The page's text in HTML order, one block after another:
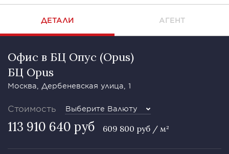
ДЕТАЛИ АГЕНТ
Офис в БЦ Опус (Opus)
БЦ Opus
Москва, Дербеневская улица, 1
Стоимость Выберите Валюту
113 910 640 руб 609 800 руб / м²